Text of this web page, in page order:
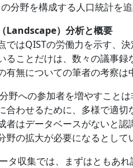
分野を構成する人口統計を追
Landscape）分析と概要
ではQISTの労働力を示す、
ることだけは、数々の議事
有無についての筆者の考察は
野への参加者を増やすこと
合わせるために、多様で適
者はデータベースがないと
野の拡大が必要になるとして
タ収集では、まずはともあ